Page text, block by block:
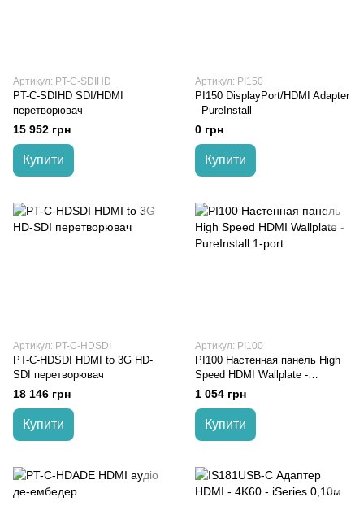
Артикул: PT-C-SDIHD
PT-C-SDIHD SDI/HDMI
перетворювач
15 952 грн
Купити
Артикул: PI150
PI150 DisplayPort/HDMI Adapter
- PureInstall
0 грн
Купити
Артикул: PT-C-HDSDI
PT-C-HDSDI HDMI to 3G HD-
SDI перетворювач
18 146 грн
Купити
Артикул: PI100
PI100 Настенная панель High
Speed HDMI Wallplate -
PureInstall 1-port
1 054 грн
Купити